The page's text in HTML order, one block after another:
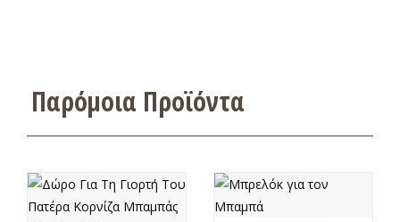
Παρόμοια Προϊόντα